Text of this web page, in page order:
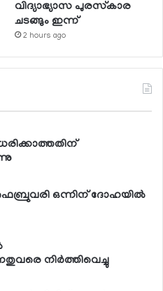
വിദ്യാഭ്യാസ പുരസ്‌കാര
ചടങ്ങും ഇന്ന്
2 hours ago
ഒന്നിന് ദോഹയില്‍
നിര്‍ത്തിവെച്ചു